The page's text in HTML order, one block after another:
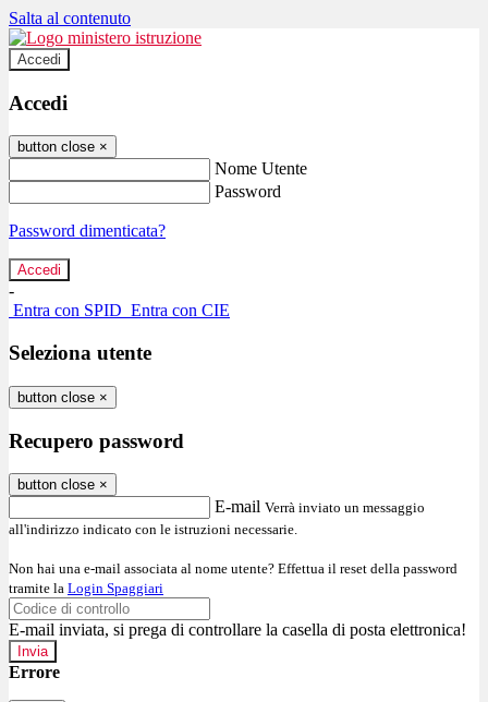
Salta al contenuto
Accedi
Accedi
button close ×
Nome Utente
Password
Password dimenticata?
-
Entra con SPID Entra con CIE
Seleziona utente
button close ×
Recupero password
button close ×
E-mail Verrà inviato un messaggio
all'indirizzo indicato con le istruzioni necessarie.
Non hai una e-mail associata al nome utente? Effettua il reset della password
tramite la Login Spaggiari
E-mail inviata, si prega di controllare la casella di posta elettronica!
Errore